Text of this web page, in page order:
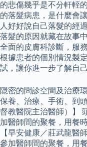
的悲傷幾乎是不分軒輊
的落髮病患，是什麼會
人好好說自己落髮的經
落髮的原因就藏在故事
全面的皮膚科診斷，服
根據患者的個別情況製
試，讓你進一步了解自
隱密的問診空間及治療
保養、治療、手術、到
督教醫院主治醫師）】
加醫師間的聚餐，用餐
【早安健康／莊武龍醫
參加醫師間的聚餐，用